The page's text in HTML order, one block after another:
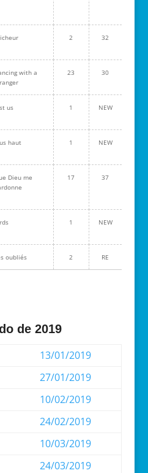
2 32
with a
23 30
us 1 NEW
haut 1 NEW
Dieu me
17 37
1 NEW
oubliés 2 RE
de 2019
13/01/2019
27/01/2019
10/02/2019
24/02/2019
10/03/2019
24/03/2019